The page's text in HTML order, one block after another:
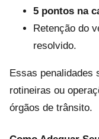
5 pontos na
Retenção do
resolvido.
Essas penalidades
rotineiras ou
órgãos de trânsito.